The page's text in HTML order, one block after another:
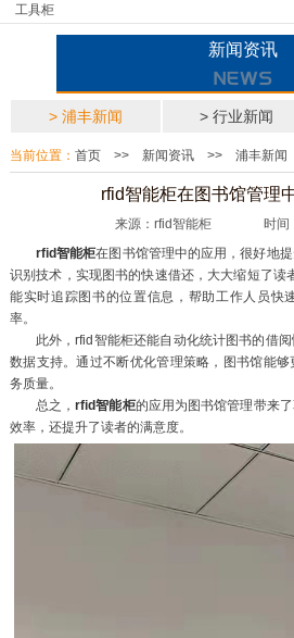
工具柜
新闻资讯
> 浦丰新闻 > 行业新闻
当前位置： 首页>> 新闻资讯>> 浦丰新闻
rfid智能柜在图书馆管理
来源：rfid智能柜 时间：
rfid智能柜在图书馆管理中的应用，很好地
识别技术，实现图书的快速借还，大大缩短了读
能实时追踪图书的位置信息，帮助工作人员快
率。
此外，rfid智能柜还能自动化统计图书的借
数据支持。通过不断优化管理策略，图书馆能
务质量。
总之，rfid智能柜的应用为图书馆管理带来
效率，还提升了读者的满意度。